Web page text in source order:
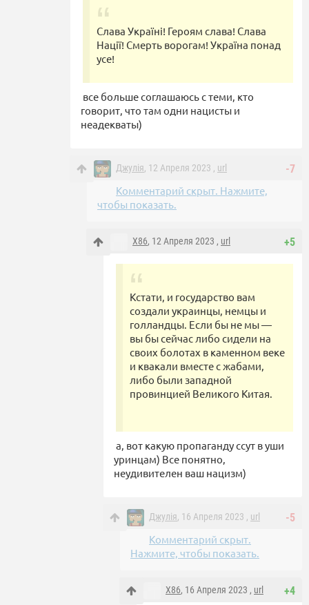
Слава Україні! Героям слава! Слава
Нації! Смерть ворогам! Україна понад
усе!
все больше соглашаюсь с теми, кто
говорит, что там одни нацисты и
неадекваты)
-7
Джулiя, 12 Апреля 2023 , url
Комментарий скрыт. Нажмите,
чтобы показать.
+5
X86, 12 Апреля 2023 , url
Кстати, и государство вам
создали украинцы, немцы и
голландцы. Если бы не мы —
вы бы сейчас либо сидели на
своих болотах в каменном веке
и квакали вместе с жабами,
либо были западной
провинцией Великого Китая.
а, вот какую пропаганду ссут в уши
уринцам) Все понятно,
неудивителен ваш нацизм)
-5
Джулiя, 16 Апреля 2023 , url
Комментарий скрыт.
Нажмите, чтобы показать.
+4
X86, 16 Апреля 2023 , url